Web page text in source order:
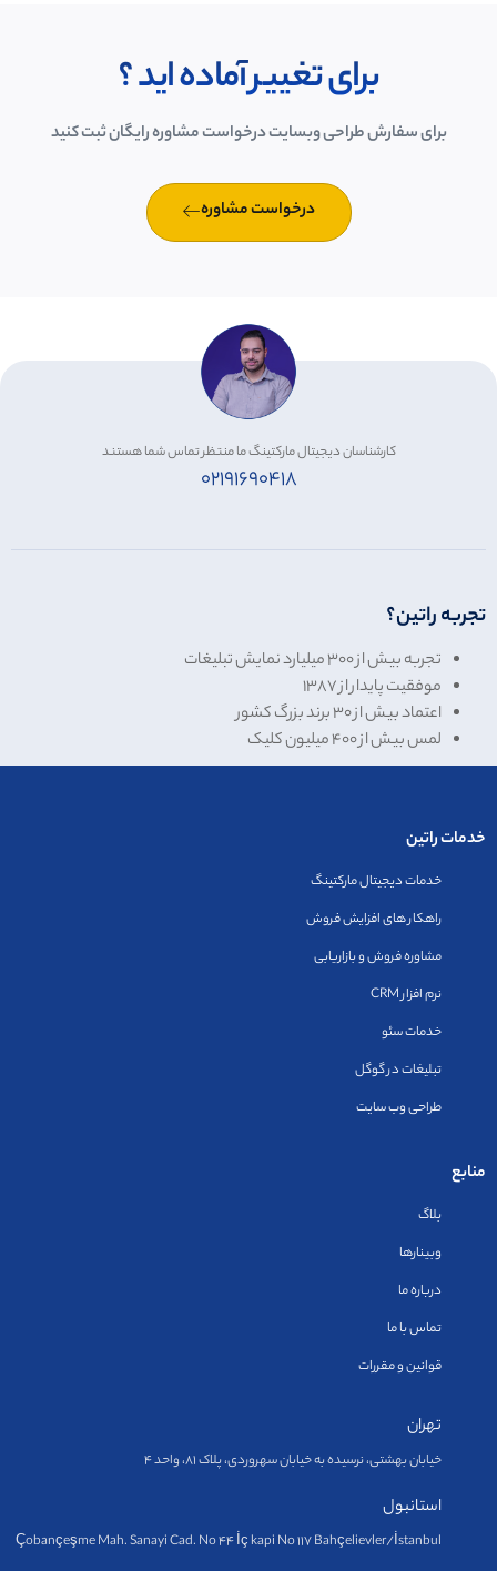
برای تغییر آماده اید ؟
برای سفارش طراحی وبسایت درخواست مشاوره رایگان ثبت کنید
درخواست مشاوره
کارشناسان دیجیتال مارکتینگ ما منتظر تماس شما هستند
۰۲۱۹۱۶۹۰۴۱۸
تجربه راتین؟
تجربه بیش از۳۰۰میلیارد نمایش تبلیغات
موفقیت پایدار از ۱۳۸۷
اعتماد بیش از۳۰برند بزرگ کشور
لمس بیش از۴۰۰میلیون کلیک
خدمات راتین
خدمات دیجیتال مارکتینگ
راهکار های افزایش فروش
مشاوره فروش و بازاریابی
نرم افزار CRM
خدمات سئو
تبلیغات در گوگل
طراحی وب سایت
منابع
بلاگ
وبینارها
درباره ما
تماس با ما
قوانین و مقررات
تهران
خیابان بهشتی، نرسیده به خیابان سهروردی، پلاک ۸۱، واحد ۴
استانبول
Çobançeşme Mah. Sanayi Cad. No 44 İç kapi No 117 Bahçelievler/İstanbul